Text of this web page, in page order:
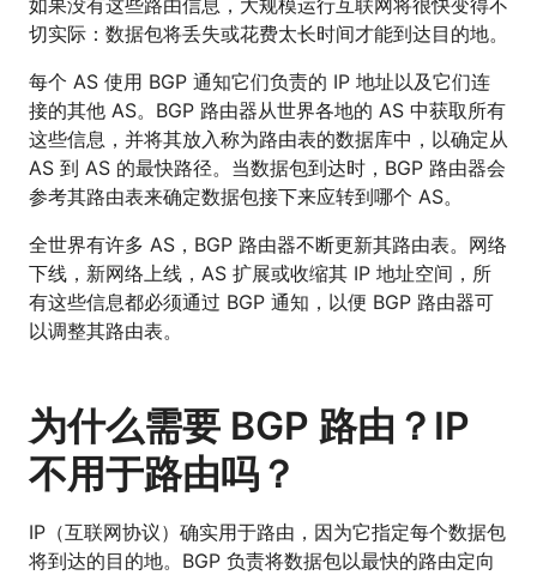
如果没有这些路由信息，大规模运行互联网将很快变得不
切实际：数据包将丢失或花费太长时间才能到达目的地。
每个 AS 使用 BGP 通知它们负责的 IP 地址以及它们连
接的其他 AS。BGP 路由器从世界各地的 AS 中获取所有
这些信息，并将其放入称为路由表的数据库中，以确定从
AS 到 AS 的最快路径。当数据包到达时，BGP 路由器会
参考其路由表来确定数据包接下来应转到哪个 AS。
全世界有许多 AS，BGP 路由器不断更新其路由表。网络
下线，新网络上线，AS 扩展或收缩其 IP 地址空间，所
有这些信息都必须通过 BGP 通知，以便 BGP 路由器可
以调整其路由表。
为什么需要 BGP 路由？IP
不用于路由吗？
IP（互联网协议）确实用于路由，因为它指定每个数据包
将到达的目的地。BGP 负责将数据包以最快的路由定向